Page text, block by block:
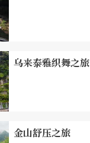
乌来泰雅织舞之旅
金山舒压之旅